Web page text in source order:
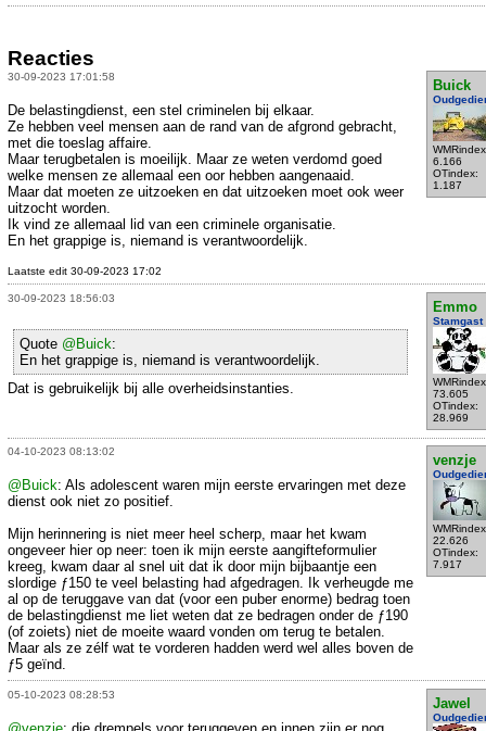
Reacties
30-09-2023 17:01:58
Buick
6.166
OTindex:
1.187
De belastingdienst, een stel criminelen bij elkaar.
Ze hebben veel mensen aan de rand van de afgrond gebracht,
met die toeslag affaire.
Maar terugbetalen is moeilijk. Maar ze weten verdomd goed
welke mensen ze allemaal een oor hebben aangenaaid.
Maar dat moeten ze uitzoeken en dat uitzoeken moet ook weer
uitzocht worden.
Ik vind ze allemaal lid van een criminele organisatie.
En het grappige is, niemand is verantwoordelijk.
Laatste edit 30-09-2023 17:02
30-09-2023 18:56:03
Emmo
Stamgast
73.605
OTindex:
28.969
Quote @Buick:
En het grappige is, niemand is verantwoordelijk.
Dat is gebruikelijk bij alle overheidsinstanties.
04-10-2023 08:13:02
venzje
22.626
OTindex:
7.917
@Buick: Als adolescent waren mijn eerste ervaringen met deze
dienst ook niet zo positief.
Mijn herinnering is niet meer heel scherp, maar het kwam
ongeveer hier op neer: toen ik mijn eerste aangifteformulier
kreeg, kwam daar al snel uit dat ik door mijn bijbaantje een
slordige ƒ150 te veel belasting had afgedragen. Ik verheugde me
al op de teruggave van dat (voor een puber enorme) bedrag toen
de belastingdienst me liet weten dat ze bedragen onder de ƒ190
(of zoiets) niet de moeite waard vonden om terug te betalen.
Maar als ze zélf wat te vorderen hadden werd wel alles boven de
ƒ5 geïnd.
05-10-2023 08:28:53
Jawel